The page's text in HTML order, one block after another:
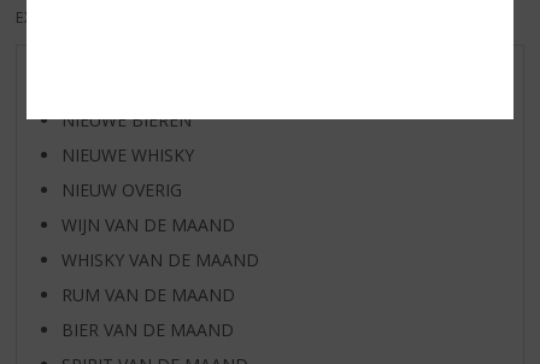
EXCL. BTW
NIEUWE BIEREN
NIEUWE WHISKY
NIEUW OVERIG
WIJN VAN DE MAAND
WHISKY VAN DE MAAND
RUM VAN DE MAAND
BIER VAN DE MAAND